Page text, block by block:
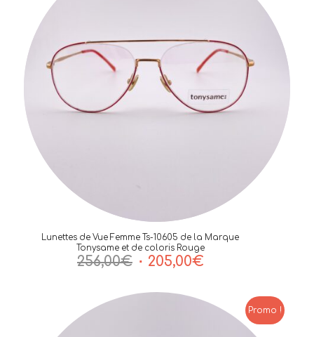
Lunettes de Vue Femme Ts-10605 de la Marque
Tonysame et de coloris Rouge
256,00€ Le
initial
205,00€Le
est :
205,00€.
Promo !